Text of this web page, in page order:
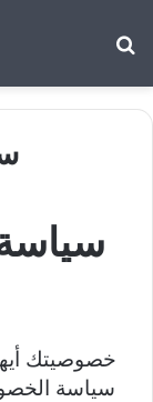
خصوصيتك أيها
سياسة